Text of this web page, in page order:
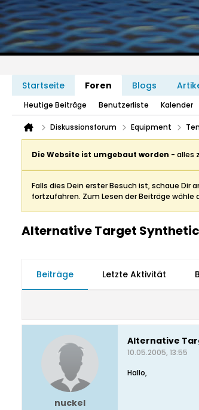
Startseite Foren Blogs
Heutige Beiträge Benutzerliste Kalender
Diskussionsforum Equipment
Die Website ist umgebaut worden - alles
Falls dies Dein erster Besuch ist, schaue Dir
fortzufahren. Zum Lesen der Beiträge
Alternative Target Synthetic
Beiträge Letzte Aktivität
nuckel
Alternative
10.05.2005, 13:55
Hallo,